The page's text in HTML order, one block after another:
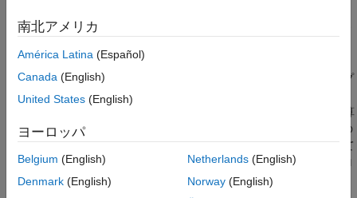
説明
入力引数
バージョン履歴
参考
relativeEntropy
Z= relativeEntropy(
の論理ラベルに従ってグループ
化されている、データ セット
ついて、1 次元カルバック・ライブラー ダイバージェンスを計算
します。相対エントロピーは、健全なマシンと故障したマシンの
ように、データをどの程度 2 つのクラスに分離できるかに従って
特徴をランク付けするためのメトリクスを提供します。エントロ
ピー計算では、X
内のデータはガウス分布に従っていると仮定さ
南北アメリカ
América Latina (Español)
Canada (English)
United States (English)
ヨーロッパ
Belgium (English)
Denmark (English)
Netherlands(English)
Norway(English)